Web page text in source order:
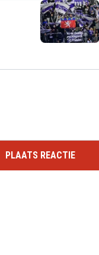
PLAATS REACTIE